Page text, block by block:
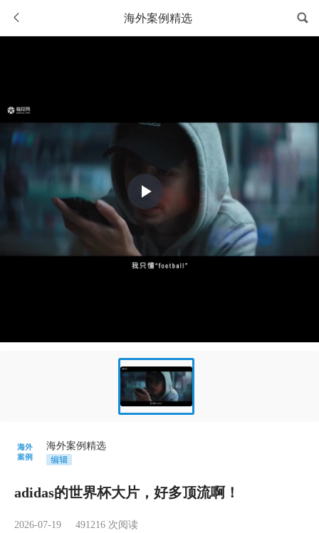
海外案例精选
Play
Video
海外案例精选
adidas的世界杯大片，好多顶流啊！
2026-07-19 491216 次阅读